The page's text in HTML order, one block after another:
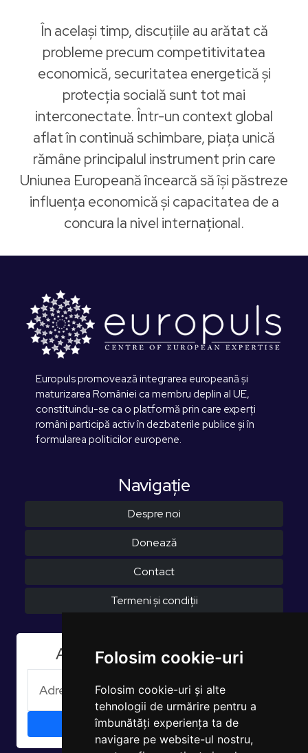
Folosim cookie-uri
Folosim cookie-uri și alte
tehnologii de urmărire pentru a
îmbunătăți experiența ta de
navigare pe website-ul nostru,
În același timp, discuțiile au arătat că
probleme precum competitivitatea
economică, securitatea energetică și
protecția socială sunt tot mai
interconectate. Într-un context global
aflat în continuă schimbare, piața unică
rămâne principalul instrument prin care
Uniunea Europeană încearcă să își păstreze
influența economică și capacitatea de a
concura la nivel internațional.
Europuls promovează integrarea europeană și
maturizarea României ca membru deplin al UE,
constituindu-se ca o platformă prin care experți
români participă activ în dezbaterile publice și în
formularea politicilor europene.
Navigaţie
Despre noi
Donează
Contact
Termeni și condiții
Aboneaza-te la Newsletter